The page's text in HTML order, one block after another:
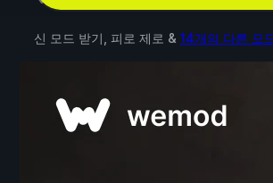
신 모드 받기, 피로 제로 & 14개의 다른 모